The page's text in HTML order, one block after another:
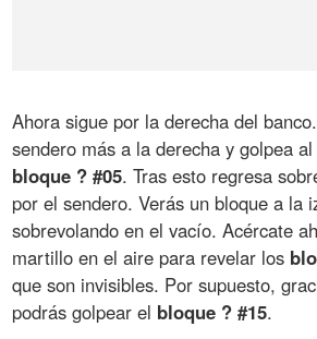
Ahora sigue por la derecha del
sendero más a la derecha y golpea
bloque ? #05. Tras esto regresa
por el sendero. Verás un bloque a la
sobrevolando en el vacío. Acércate
martillo en el aire para revelar los
que son invisibles. Por supuesto,
podrás golpear el bloque ? #15.